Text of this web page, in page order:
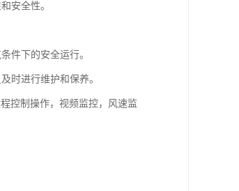
安全性。
件下的安全运行。
时进行维护和保养。
控制操作，视频监控，风速监